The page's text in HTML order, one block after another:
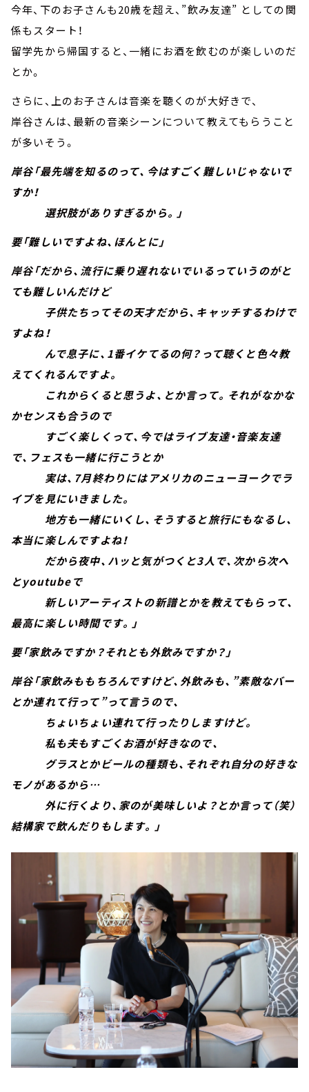
今年、下のお子さんも20歳を超え、”飲み友達” としての関
係もスタート！
留学先から帰国すると、一緒にお酒を飲むのが楽しいのだ
とか。
さらに、上のお子さんは音楽を聴くのが大好きで、
岸谷さんは、最新の音楽シーンについて教えてもらうこと
が多いそう。
岸谷「最先端を知るのって、今はすごく難しいじゃないで
すか！
選択肢がありすぎるから。」
要「難しいですよね、ほんとに」
岸谷「だから、流行に乗り遅れないでいるっていうのがと
ても難しいんだけど
子供たちってその天才だから、キャッチするわけで
すよね！
んで息子に、1番イケてるの何？って聴くと色々教
えてくれるんですよ。
これからくると思うよ、とか言って。それがなかな
かセンスも合うので
すごく楽しくって、今ではライブ友達・音楽友達
で、フェスも一緒に行こうとか
実は、7月終わりにはアメリカのニューヨークでラ
イブを見にいきました。
地方も一緒にいくし、そうすると旅行にもなるし、
本当に楽しんですよね！
だから夜中、ハッと気がつくと3人で、次から次へ
とyoutubeで
新しいアーティストの新譜とかを教えてもらって、
最高に楽しい時間です。」
要「家飲みですか？それとも外飲みですか？」
岸谷「家飲みももちろんですけど、外飲みも、”素敵なバー
とか連れて行って”って言うので、
ちょいちょい連れて行ったりしますけど。
私も夫もすごくお酒が好きなので、
グラスとかビールの種類も、それぞれ自分の好きな
モノがあるから…
外に行くより、家のが美味しいよ？とか言って（笑）
結構家で飲んだりもします。」